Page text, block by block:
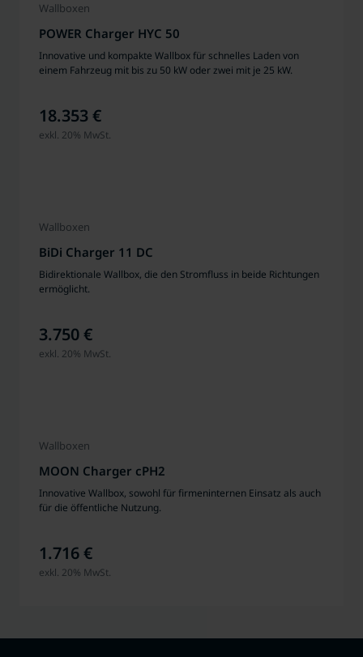
Wallboxen
POWER Charger HYC 50
Innovative und kompakte Wallbox für schnelles Laden von
einem Fahrzeug mit bis zu 50 kW oder zwei mit je 25 kW.
18.353 €
exkl. 20% MwSt.
Wallboxen
BiDi Charger 11 DC
Bidirektionale Wallbox, die den Stromfluss in beide Richtungen
ermöglicht.
3.750 €
exkl. 20% MwSt.
Wallboxen
MOON Charger cPH2
Innovative Wallbox, sowohl für firmeninternen Einsatz als auch
für die öffentliche Nutzung.
1.716 €
exkl. 20% MwSt.